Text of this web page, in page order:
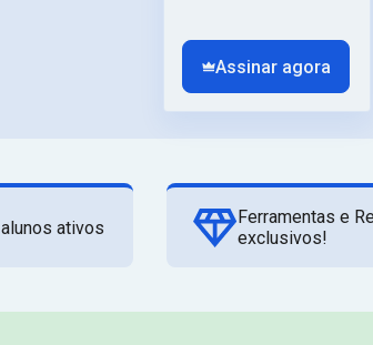
Assinar agora
ativos
Ferramentas e
exclusivos!